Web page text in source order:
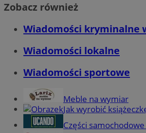
Zobacz również
Wiadomości kryminalne
Wiadomości lokalne
Wiadomości sportowe
Meble na wymiar
Jak wyrobić
Części